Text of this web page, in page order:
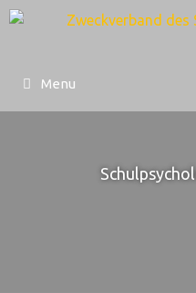
Springe
Menu